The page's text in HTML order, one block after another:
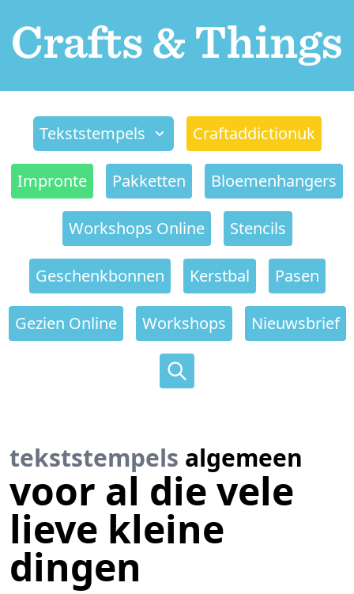
Tekststempels Craftaddictionuk
Impronte Pakketten Bloemenhangers
Workshops Online Stencils
Geschenkbonnen Kerstbal Pasen
Gezien Online Workshops Nieuwsbrief
tekststempels algemeen
voor al die vele
lieve kleine
dingen